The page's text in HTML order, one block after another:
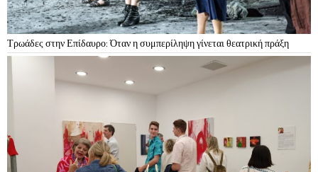
Τρωάδες στην Επίδαυρο: Όταν η συμπερίληψη γίνεται θεατρική πράξη